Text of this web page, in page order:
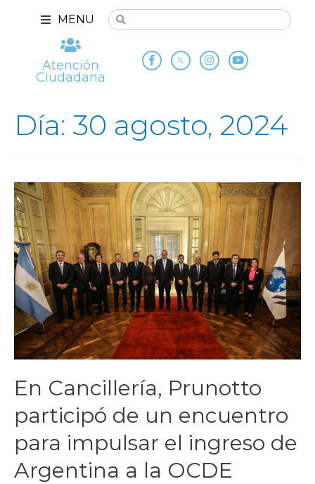
MENU
Atención
Ciudadana
Día: 30 agosto, 2024
En Cancillería, Prunotto
participó de un encuentro
para impulsar el ingreso de
Argentina a la OCDE